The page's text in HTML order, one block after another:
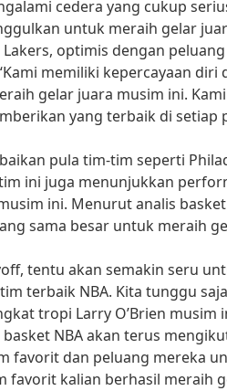
cedera yang cukup
untuk meraih gelar
optimis dengan
memiliki kepercayaan diri
gelar juara musim ini.
yang terbaik di setiap
pula tim-tim seperti
ini juga menunjukkan
ini. Menurut analis
sama besar untuk meraih
tentu akan semakin seru
terbaik NBA. Kita tunggu
tropi Larry O’Brien musim
NBA akan terus
favorit dan peluang mereka
favorit kalian berhasil meraih